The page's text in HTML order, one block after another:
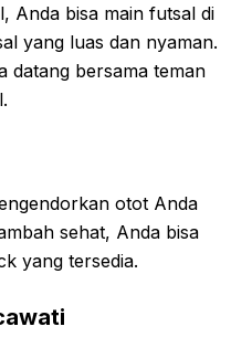
Anda bisa main futsal di
yang luas dan nyaman.
datang bersama teman
otot Anda
sehat, Anda bisa
yang tersedia.